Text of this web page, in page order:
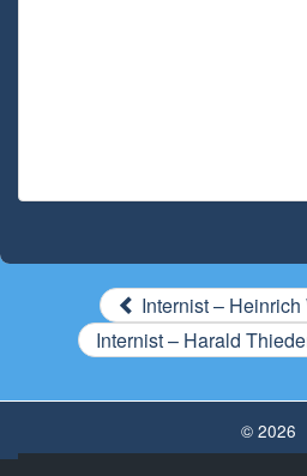
Internist – Heinrich
Internist – Harald
© 2026